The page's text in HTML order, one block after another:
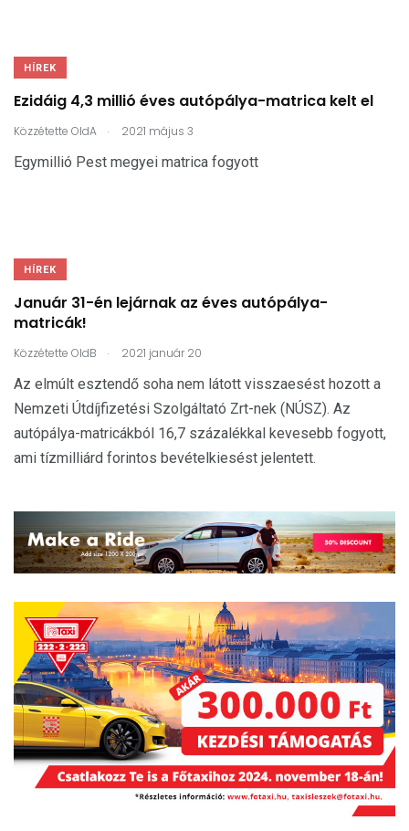
HÍREK
Ezidáig 4,3 millió éves autópálya-matrica kelt el
Közzétette OldA . 2021 május 3
Egymillió Pest megyei matrica fogyott
HÍREK
Január 31-én lejárnak az éves autópálya-
matricák!
Közzétette OldB . 2021 január 20
Az elmúlt esztendő soha nem látott visszaesést hozott a
Nemzeti Útdíjfizetési Szolgáltató Zrt-nek (NÚSZ). Az
autópálya-matricákból 16,7 százalékkal kevesebb fogyott,
ami tízmilliárd forintos bevételkiesést jelentett.